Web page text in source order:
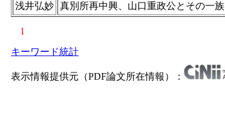
浅井弘妙 真別所再中興、山口重政公とその一族
1
キーワード統計
表示情報提供元（PDF論文所在情報）：